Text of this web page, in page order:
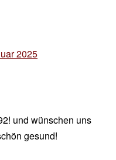
2025
und wünschen uns
gesund!